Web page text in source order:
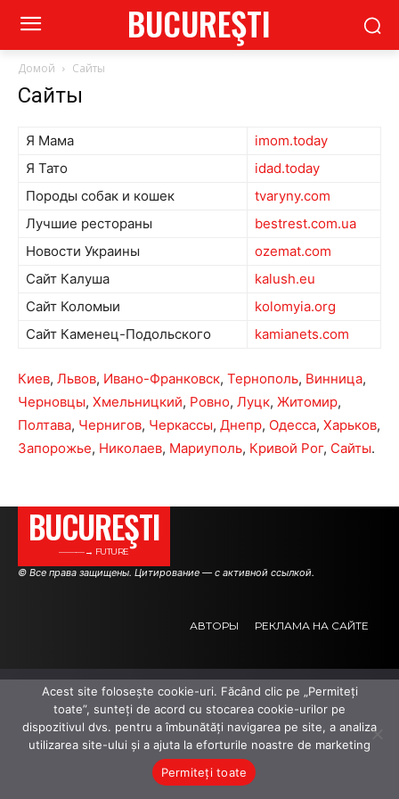
BUCUREŞTI
Домой Сайты
Сайты
Я Мама
imom.today
Я Тато
idad.today
Породы собак и кошек
tvaryny.com
Лучшие рестораны
bestrest.com.ua
Новости Украины
ozemat.com
Сайт Калуша
kalush.eu
Сайт Коломыи
kolomyia.org
Сайт Каменец-Подольского
kamianets.com
Киев, Львов, Ивано-Франковск, Тернополь, Винница,
Черновцы, Хмельницкий, Ровно, Луцк, Житомир,
Полтава, Чернигов, Черкассы, Днепр, Одесса, Харьков,
Запорожье, Николаев, Мариуполь, Кривой Рог, Сайты.
BUCUREŞTI
———→ FUTURE
© Все права защищены. Цитирование — с активной ссылкой.
АВТОРЫ РЕКЛАМА НА САЙТЕ
Acest site folosește cookie-uri. Făcând clic pe „Permiteți
toate”, sunteți de acord cu stocarea cookie-urilor pe
dispozitivul dvs. pentru a îmbunătăți navigarea pe site, a analiza
utilizarea site-ului și a ajuta la eforturile noastre de marketing
Permiteți toate